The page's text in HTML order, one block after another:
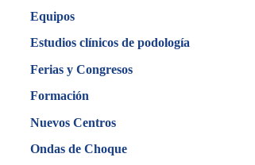
Equipos
Estudios clínicos de podología
Ferias y Congresos
Formación
Nuevos Centros
Ondas de Choque